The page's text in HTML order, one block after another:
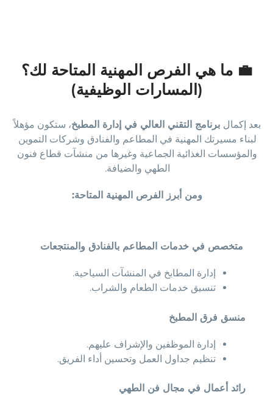
💼 ما هي الفرص المهنية المتاحة لك؟
(المسارات الوظيفية)
بعد إكمال برنامج التقني العالي في إدارة المطبخ، ستكون مؤهلاً
لبناء مسيرتك المهنية في المطاعم والفنادق وشركات التموين
والمؤسسات الغذائية الجماعية وغيرها من منشآت قطاع فنون
الطهي والضيافة.
ومن أبرز الفرص المهنية المتاحة:
متخصص في خدمات المطاعم بالفنادق والمنتجعات
إدارة المطابخ في المنشآت السياحية.
تنسيق خدمات الطعام والشراب.
منسق فرق المطبخ
إدارة الموظفين والإشراف عليهم.
تنظيم جداول العمل وتحسين أداء الفريق.
رائد أعمال في مجال فن الطهي